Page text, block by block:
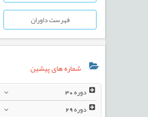
فهرست داوران
شماره های پیشین
دوره
دوره